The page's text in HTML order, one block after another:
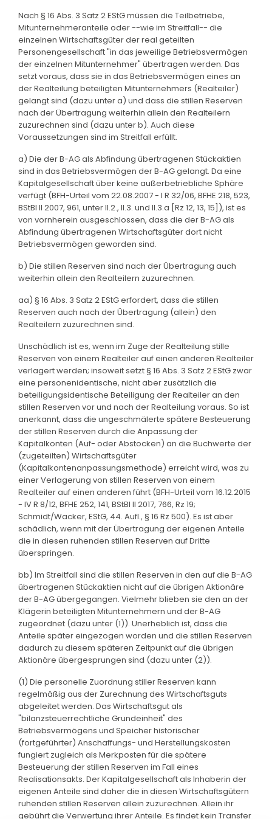
Nach § 16 Abs. 3 Satz 2 EStG müssen die Teilbetriebe,
Mitunternehmeranteile oder --wie im Streitfall-- die
einzelnen Wirtschaftsgüter der real geteilten
Personengesellschaft "in das jeweilige Betriebsvermögen
der einzelnen Mitunternehmer" übertragen werden. Das
setzt voraus, dass sie in das Betriebsvermögen eines an
der Realteilung beteiligten Mitunternehmers (Realteiler)
gelangt sind (dazu unter a) und dass die stillen Reserven
nach der Übertragung weiterhin allein den Realteilern
zuzurechnen sind (dazu unter b). Auch diese
Voraussetzungen sind im Streitfall erfüllt.
a) Die der B-AG als Abfindung übertragenen Stückaktien
sind in das Betriebsvermögen der B-AG gelangt. Da eine
Kapitalgesellschaft über keine außerbetriebliche Sphäre
verfügt (BFH-Urteil vom 22.08.2007 - I R 32/06, BFHE 218, 523,
BStBl II 2007, 961, unter II.2., II.3. und II.3.a [Rz 12, 13, 15]), ist es
von vornherein ausgeschlossen, dass die der B-AG als
Abfindung übertragenen Wirtschaftsgüter dort nicht
Betriebsvermögen geworden sind.
b) Die stillen Reserven sind nach der Übertragung auch
weiterhin allein den Realteilern zuzurechnen.
aa) § 16 Abs. 3 Satz 2 EStG erfordert, dass die stillen
Reserven auch nach der Übertragung (allein) den
Realteilern zuzurechnen sind.
Unschädlich ist es, wenn im Zuge der Realteilung stille
Reserven von einem Realteiler auf einen anderen Realteiler
verlagert werden; insoweit setzt § 16 Abs. 3 Satz 2 EStG zwar
eine personenidentische, nicht aber zusätzlich die
beteiligungsidentische Beteiligung der Realteiler an den
stillen Reserven vor und nach der Realteilung voraus. So ist
anerkannt, dass die ungeschmälerte spätere Besteuerung
der stillen Reserven durch die Anpassung der
Kapitalkonten (Auf- oder Abstocken) an die Buchwerte der
(zugeteilten) Wirtschaftsgüter
(Kapitalkontenanpassungsmethode) erreicht wird, was zu
einer Verlagerung von stillen Reserven von einem
Realteiler auf einen anderen führt (BFH-Urteil vom 16.12.2015
- IV R 8/12, BFHE 252, 141, BStBl II 2017, 766, Rz 19;
Schmidt/Wacker, EStG, 44. Aufl., § 16 Rz 500). Es ist aber
schädlich, wenn mit der Übertragung der eigenen Anteile
die in diesen ruhenden stillen Reserven auf Dritte
überspringen.
bb) Im Streitfall sind die stillen Reserven in den auf die B-AG
übertragenen Stückaktien nicht auf die übrigen Aktionäre
der B-AG übergegangen. Vielmehr blieben sie den an der
Klägerin beteiligten Mitunternehmern und der B-AG
zugeordnet (dazu unter (1)). Unerheblich ist, dass die
Anteile später eingezogen worden und die stillen Reserven
dadurch zu diesem späteren Zeitpunkt auf die übrigen
Aktionäre übergesprungen sind (dazu unter (2)).
(1) Die personelle Zuordnung stiller Reserven kann
regelmäßig aus der Zurechnung des Wirtschaftsguts
abgeleitet werden. Das Wirtschaftsgut als
"bilanzsteuerrechtliche Grundeinheit" des
Betriebsvermögens und Speicher historischer
(fortgeführter) Anschaffungs- und Herstellungskosten
fungiert zugleich als Merkposten für die spätere
Besteuerung der stillen Reserven im Fall eines
Realisationsakts. Der Kapitalgesellschaft als Inhaberin der
eigenen Anteile sind daher die in diesen Wirtschaftsgütern
ruhenden stillen Reserven allein zuzurechnen. Allein ihr
gebührt die Verwertung ihrer Anteile. Es findet kein Transfer